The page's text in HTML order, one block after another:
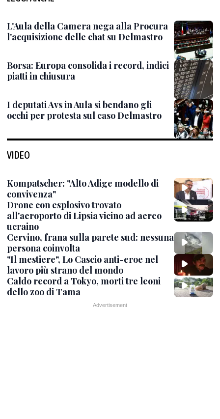
L'Aula della Camera nega alla Procura
l'acquisizione delle chat su Delmastro
Borsa: Europa consolida i record, indici
piatti in chiusura
I deputati Avs in Aula si bendano gli
occhi per protesta sul caso Delmastro
VIDEO
Kompatscher: "Alto Adige modello di
convivenza"
Drone con esplosivo trovato
all'aeroporto di Lipsia vicino ad aereo
ucraino
Cervino, frana sulla parete sud: nessuna
persona coinvolta
"Il mestiere", Lo Cascio anti-eroe nel
lavoro più strano del mondo
Caldo record a Tokyo, morti tre leoni
dello zoo di Tama